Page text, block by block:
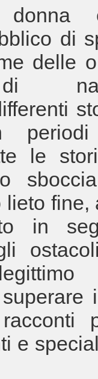
di
delle
periodi
le
fine,
in
e